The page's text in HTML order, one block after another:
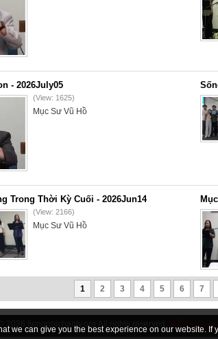
- 2026July05
(View: 1625)
Mục Sư Vũ Hồ
Trong Thời Kỳ Cuối - 2026Jun14
(View: 2166)
Mục Sư Vũ Hồ
1 2 3 4 5 6 7
2026 tiengnoichanly.org All rights reserved
we can give you the best experience on our website.